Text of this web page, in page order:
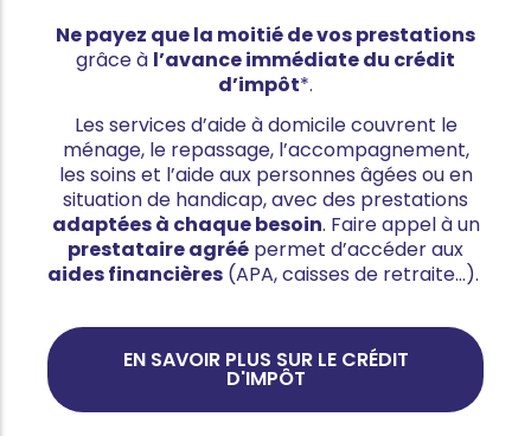
Ne payez que la moitié de vos prestations
grâce à l’avance immédiate du crédit
d’impôt*.
Les services d’aide à domicile couvrent le
ménage, le repassage, l’accompagnement,
les soins et l’aide aux personnes âgées ou en
situation de handicap, avec des prestations
adaptées à chaque besoin. Faire appel à un
prestataire agréé permet d’accéder aux
aides financières (APA, caisses de retraite…).
EN SAVOIR PLUS SUR LE CRÉDIT
D'IMPÔT